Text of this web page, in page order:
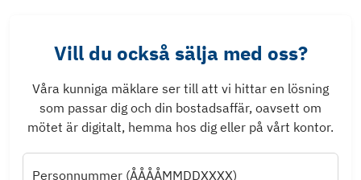
Vill du också sälja med oss?
Våra kunniga mäklare ser till att vi hittar en lösning
som passar dig och din bostadsaffär, oavsett om
mötet är digitalt, hemma hos dig eller på vårt kontor.
Personnummer (ÅÅÅÅMMDDXXXX)